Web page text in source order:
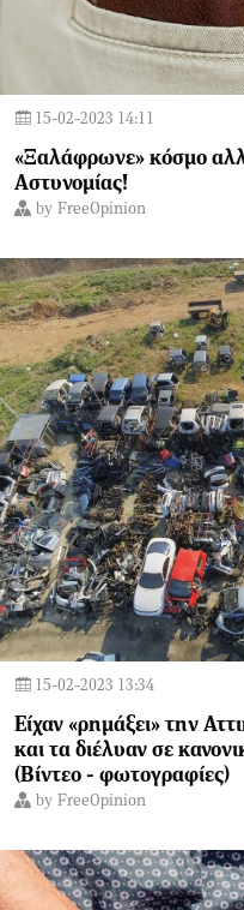
15-02-2023 14:11
«Ξαλάφρωνε» κόσμο
Αστυνομίας!
by FreeOpinion
15-02-2023 13:34
Είχαν «ρημάξει» την
και τα διέλυαν σε
(Βίντεο - φωτογραφίες)
by FreeOpinion